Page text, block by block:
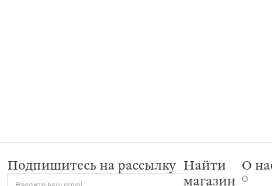
Подпишитесь на рассылку Найти
магазин
О
О